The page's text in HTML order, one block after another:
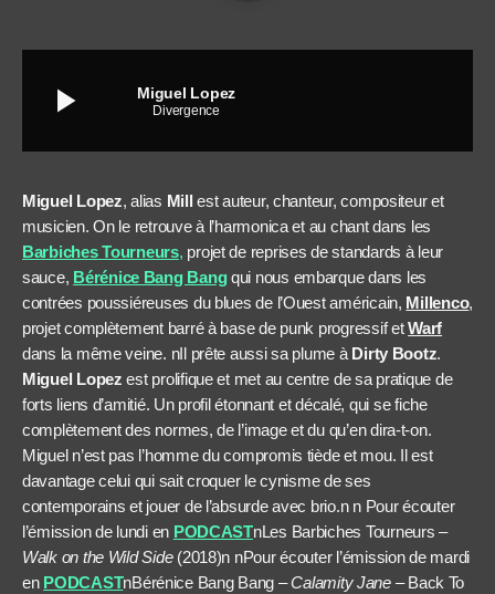
play_arrow Miguel Lopez
Divergence
Miguel Lopez, alias Mill est auteur, chanteur, compositeur et
musicien. On le retrouve à l’harmonica et au chant dans les
Barbiches Tourneurs, projet de reprises de standards à leur
sauce, Bérénice Bang Bangqui nous embarque dans les
contrées poussiéreuses du blues de l’Ouest américain, Millenco,
projet complètement barré à base de punk progressif etWarf
dans la même veine. nIl prête aussi sa plume à Dirty Bootz.
Miguel Lopez est prolifique et met au centre de sa pratique de
forts liens d’amitié. Un profil étonnant et décalé, qui se fiche
complètement des normes, de l’image et du qu’en dira-t-on.
Miguel n’est pas l’homme du compromis tiède et mou. Il est
davantage celui qui sait croquer le cynisme de ses
contemporains et jouer de l’absurde avec brio.n n Pour écouter
l’émission de lundi en PODCASTnLes Barbiches Tourneurs –
Walk on the Wild Side(2018)n nPour écouter l’émission de mardi
en PODCASTnBérénice Bang Bang –Calamity Jane– Back To